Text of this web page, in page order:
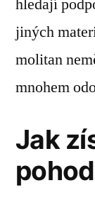
jiných
molitan
mnohem
Jak